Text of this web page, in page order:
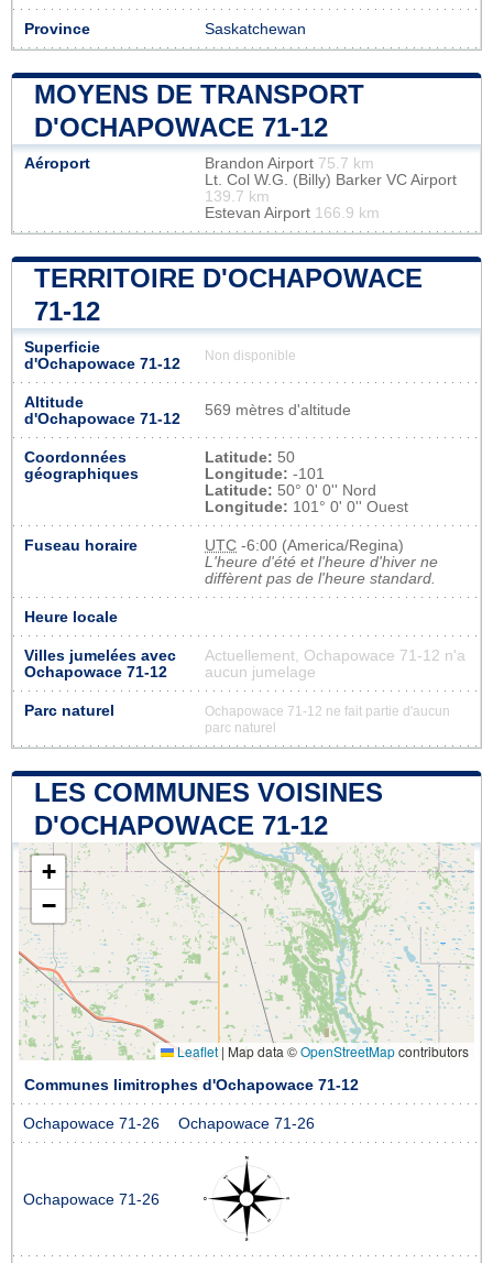
Province Saskatchewan
MOYENS DE TRANSPORT
D'OCHAPOWACE 71-12
Aéroport Brandon Airport 75.7 km
Lt. Col W.G. (Billy) Barker VC Airport
139.7 km
Estevan Airport 166.9 km
TERRITOIRE D'OCHAPOWACE
71-12
Superficie
d'Ochapowace 71-12
Non disponible
Altitude
d'Ochapowace 71-12
569 mètres d'altitude
Coordonnées
géographiques
Latitude: 50
Longitude: -101
Latitude: 50° 0' 0'' Nord
Longitude: 101° 0' 0'' Ouest
Fuseau horaire UTC -6:00 (America/Regina)
L'heure d'été et l'heure d'hiver ne
diffèrent pas de l'heure standard.
Heure locale
Villes jumelées avec
Ochapowace 71-12
Actuellement, Ochapowace 71-12 n'a
aucun jumelage
Parc naturel
Ochapowace 71-12 ne fait partie d'aucun
parc naturel
LES COMMUNES VOISINES
D'OCHAPOWACE 71-12
+
−
Leaflet | Map data ©OpenStreetMapcontributors
Communes limitrophes d'Ochapowace 71-12
Ochapowace 71-26 Ochapowace 71-26
Ochapowace 71-26